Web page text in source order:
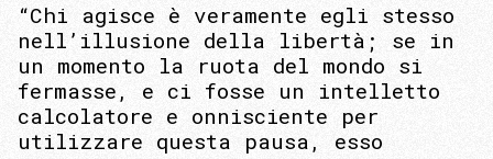
“Chi agisce è veramente egli stesso
nell’illusione della libertà; se in
un momento la ruota del mondo si
fermasse, e ci fosse un intelletto
calcolatore e onnisciente per
utilizzare questa pausa, esso